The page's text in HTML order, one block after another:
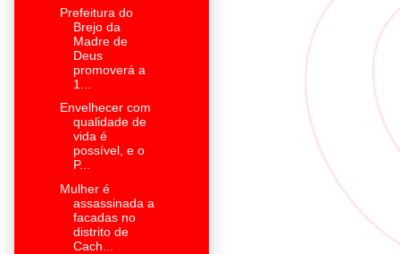
Prefeitura do
Brejo da
Madre de
Deus
promoverá a
1...
Envelhecer com
qualidade de
vida é
possível, e o
P...
Mulher é
assassinada a
facadas no
distrito de
Cach...